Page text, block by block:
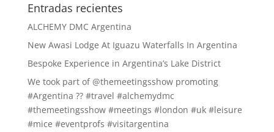
Entradas recientes
ALCHEMY DMC Argentina
New Awasi Lodge At Iguazu Waterfalls In Argentina
Bespoke Experience in Argentina’s Lake District
We took part of @themeetingsshow promoting
#Argentina ?? #travel #alchemydmc
#themeetingsshow #meetings #london #uk #leisure
#mice #eventprofs #visitargentina